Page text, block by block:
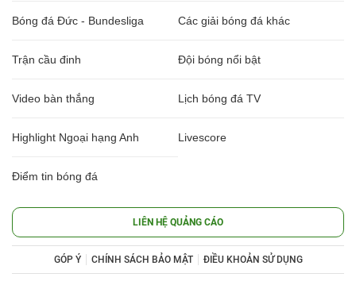
Bóng đá Đức - Bundesliga Các giải bóng đá khác
Trận cầu đinh Đội bóng nổi bật
Video bàn thắng Lịch bóng đá TV
Highlight Ngoại hạng Anh Livescore
Điểm tin bóng đá
LIÊN HỆ QUẢNG CÁO
GÓP Ý CHÍNH SÁCH BẢO MẬT ĐIỀU KHOẢN SỬ DỤNG